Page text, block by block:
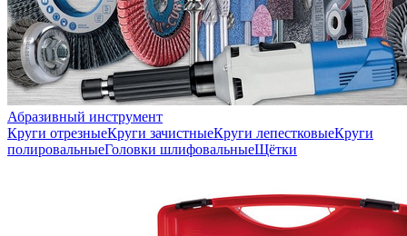
Абразивный инструмент
Круги отрезныеКруги зачистныеКруги лепестковыеКруги
полировальныеГоловки шлифовальныеЩётки